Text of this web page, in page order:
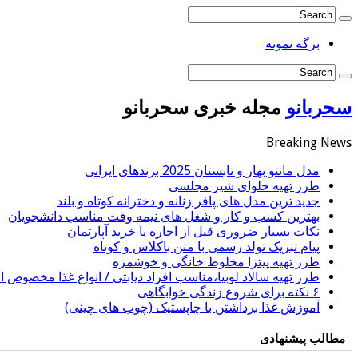
برگه نمونه
سحربانو مجله خبری سحربانو
Breaking News
مدل مانتو بهار و تابستان 2025 برندهای ایرانی
طرز تهیه حلوای شیر مجلسی
جدید ترین مدل های پافر زنانه و دخترانه کوتاه و بلند
بهترین کسب و کار و شغل های نیمه وقت مناسب دانشجویان
نکات بسیار ضروری قبل از اجاره یا خرید آپارتمان
پیام تبریک تولد رسمی با متن باکلاس و کوتاه
طرز تهیه پیتزا مخلوط خانگی و خوشمزه
طرز تهیه سالاد لوبیا،مناسب افراد دیابتی / انواع غذا مخصوص
۶ نکته برای شروع زندگی خوابگاهی
آموزش غذا برداشتن با چاپستیک (چوب های چینی)
مطالب پیشنهادی